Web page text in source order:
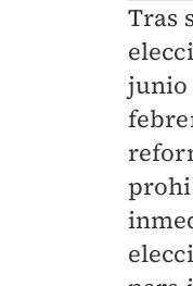
Tras
junio